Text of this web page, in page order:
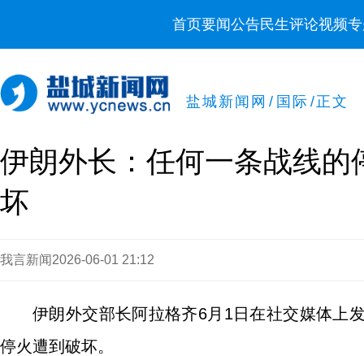
首页要闻公告民生评论视频
盐城新闻网 / 国际 /正文
伊朗外长：任何一条战线
坏
我言新闻 2026-06-01 21:12
伊朗外交部长阿拉格齐6月1日在社交媒体上
停火遭到破坏。